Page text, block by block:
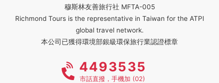
穆斯林友善旅行社 MFTA-005
Richmond Tours is the representative in Taiwan for the ATPI
global travel network.
本公司已獲得環境部銀級環保旅行業認證標章
4493535
市話直撥，手機加 (02)